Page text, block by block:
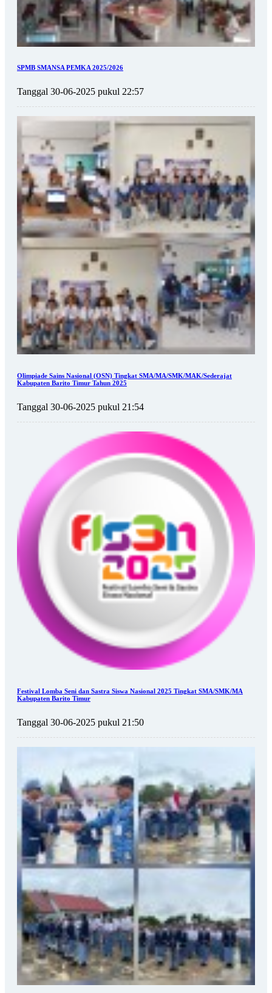
SPMB SMANSA PEMKA 2025/2026
Tanggal 30-06-2025 pukul 22:57
Olimpiade Sains Nasional (OSN) Tingkat SMA/MA/SMK/MAK/Sederajat
Kabupaten Barito Timur Tahun 2025
Tanggal 30-06-2025 pukul 21:54
Festival Lomba Seni dan Sastra Siswa Nasional 2025 Tingkat SMA/SMK/MA
Kabupaten Barito Timur
Tanggal 30-06-2025 pukul 21:50